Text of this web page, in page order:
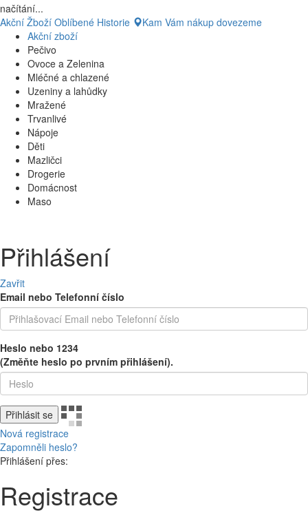
načítání...
Akční Žboží Oblíbené Historie
Kam Vám nákup dovezeme
Akční zboží
Pečivo
Ovoce a Zelenina
Mléčné a chlazené
Uzeniny a lahůdky
Mražené
Trvanlivé
Nápoje
Děti
Mazličci
Drogerie
Domácnost
Maso
Přihlášení
Zavřit
Email nebo Telefonní číslo
Heslo nebo 1234
(Změňte heslo po prvním přihlášení).
Přihlásit se
Nová registrace
Zapomněli heslo?
Přihlášení přes:
Registrace